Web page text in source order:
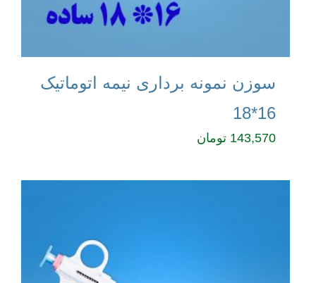
سوزن نمونه برداری نیمه اتوماتیک
16*18
143,570 تومان